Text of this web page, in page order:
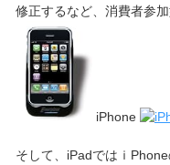
修正するなど、消費者参
iPhone
そして、iPadではｉ